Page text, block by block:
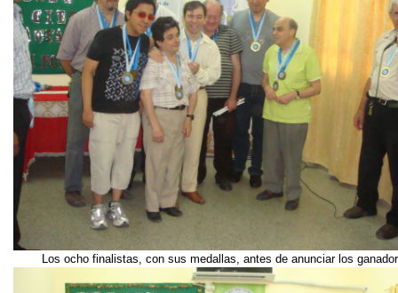
Los ocho finalistas, con sus medallas, antes de anunciar los